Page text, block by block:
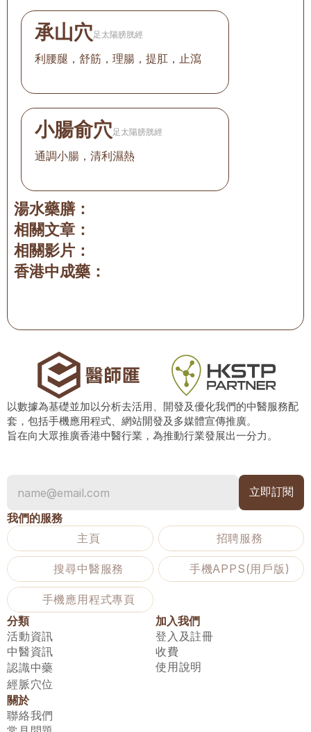
承山穴 足太陽膀胱經
利腰腿，舒筋，理腸，提肛，止瀉
小腸俞穴 足太陽膀胱經
通調小腸，清利濕熱
湯水藥膳：
相關文章：
相關影片：
香港中成藥：
以數據為基礎並加以分析去活用、開發及優化我們的中醫服務配
套，包括手機應用程式、網站開發及多媒體宣傳推廣。
旨在向大眾推廣香港中醫行業，為推動行業發展出一分力。
我們的服務
主頁
招聘服務
搜尋中醫服務 手機APPS(用戶版)
手機應用程式專頁
分類
活動資訊
中醫資訊
認識中藥
經脈穴位
加入我們
登入及註冊
收費
使用說明
關於
聯絡我們